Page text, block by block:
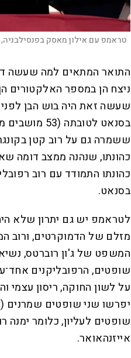
טראמפ עם אילון מאסק
התואר המתאים למה שעשה
ניצח הן במספר האלקטורים
ששמרה גם על רוב קטן
כהונתו, שנהנה ממצב דומה
כהונתו התמודד עם רוב
בסנאט.
לטראמפ יש גם יתרון שלא
מזלם של הדמוקרטים, ורוב
שופטים, הרפובליקנים
על לשון החוקה, ריסון עצמי
יפרשו שני שופטים שמרנים
שופטים לעליון, כלומר
אייזנהאואר.